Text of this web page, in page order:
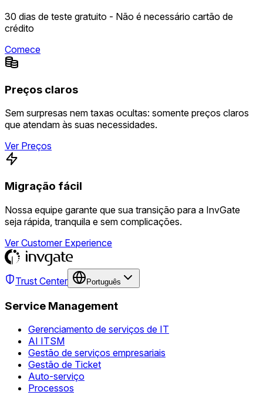
30 dias de teste gratuito - Não é necessário cartão de
crédito
Comece
Preços claros
Sem surpresas nem taxas ocultas: somente preços claros
que atendam às suas necessidades.
Ver Preços
Migração fácil
Nossa equipe garante que sua transição para a InvGate
seja rápida, tranquila e sem complicações.
Ver Customer Experience
Trust Center Português
Service Management
Gerenciamento de serviços de IT
AI ITSM
Gestão de serviços empresariais
Gestão de Ticket
Auto-serviço
Processos